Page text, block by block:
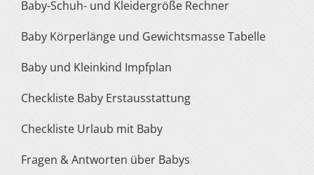
Baby-Schuh- und Kleidergröße Rechner
Baby Körperlänge und Gewichtsmasse Tabelle
Baby und Kleinkind Impfplan
Checkliste Baby Erstausstattung
Checkliste Urlaub mit Baby
Fragen & Antworten über Babys